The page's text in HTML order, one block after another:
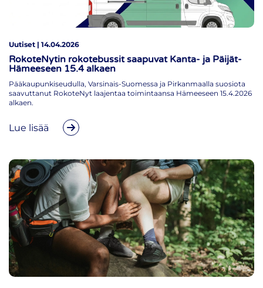
Uutiset | 14.04.2026
RokoteNytin rokotebussit saapuvat Kanta- ja Päijät-
Hämeeseen 15.4 alkaen
Pääkaupunkiseudulla, Varsinais-Suomessa ja Pirkanmaalla suosiota
saavuttanut RokoteNyt laajentaa toimintaansa Hämeeseen 15.4.2026
alkaen.
Lue lisää